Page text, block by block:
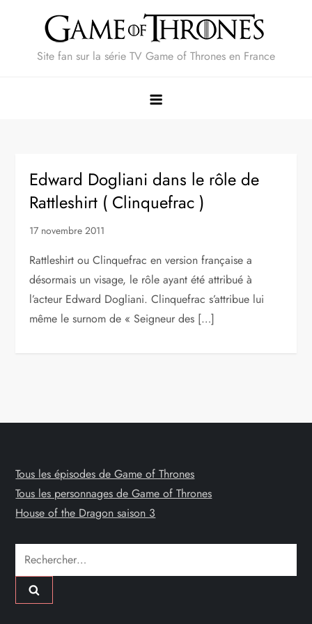
Site fan sur la série TV Game of Thrones en France
Edward Dogliani dans le rôle de
Rattleshirt ( Clinquefrac )
17 novembre 2011
Rattleshirt ou Clinquefrac en version française a
désormais un visage, le rôle ayant été attribué à
l’acteur Edward Dogliani. Clinquefrac s’attribue lui
même le surnom de « Seigneur des […]
Tous les épisodes de Game of Thrones
Tous les personnages de Game of Thrones
House of the Dragon saison 3
Rechercher :